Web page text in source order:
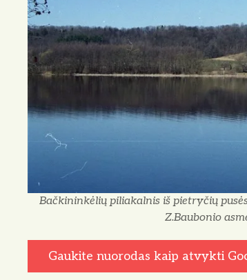
Bačkininkėlių piliakalnis iš pietryčių
Z.Baubonio
Gaukite nuorodas kaip atvykti